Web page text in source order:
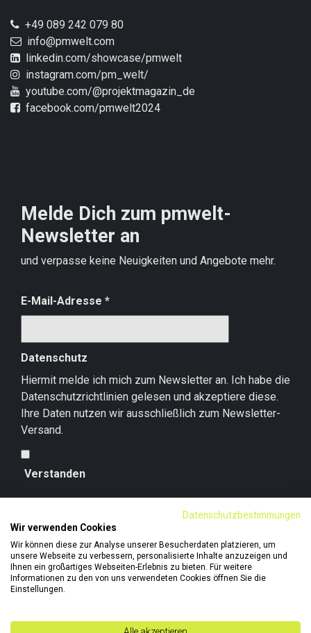
+49 089 242 079 80
info@pmwelt.com
linkedin.com/showcase/pmwelt
instagram.com/pm_welt/
youtube.com/@projektmagazin_de
facebook.com/pmwelt2024
Melde Dich zum pmwelt-
Newsletter an
und verpasse keine Neuigkeiten und Angebote mehr.
E-Mail-Adresse *
Datenschutz
Hiermit melde ich mich zum Newsletter an. Ich habe die
Datenschutzrichtlinien gelesen und akzeptiere diese.
Ihre Daten nutzen wir ausschließlich zum Newsletter-
Versand.
Verstanden
Datenschutzbestimmungen
Wir verwenden Cookies
Wir können diese zur Analyse unserer Besucherdaten platzieren, um
unsere Webseite zu verbessern, personalisierte Inhalte anzuzeigen und
Ihnen ein großartiges Webseiten-Erlebnis zu bieten. Für weitere
Informationen zu den von uns verwendeten Cookies öffnen Sie die
Einstellungen.